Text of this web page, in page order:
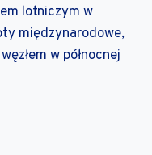
lotniczym w
międzynarodowe,
w północnej